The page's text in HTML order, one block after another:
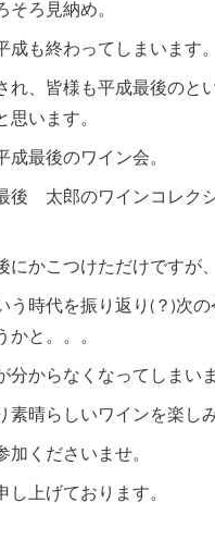
そろ見納め。
成も終わってしまいます。
れ、皆様も平成最後のと
思います。
成最後のワイン会。
後 太郎のワインコレク
にかこつけただけですが
う時代を振り返り(？)次
かと。。。
分からなくなってしまい
素晴らしいワインを楽し
加くださいませ。
し上げております。